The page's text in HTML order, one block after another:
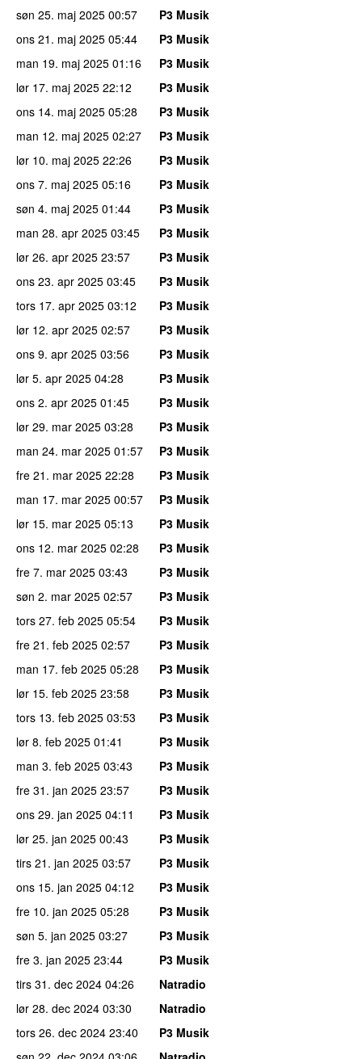
søn 25. maj 2025 00:57
P3 Musik
ons 21. maj 2025 05:44
P3 Musik
man 19. maj 2025 01:16
P3 Musik
lør 17. maj 2025 22:12
P3 Musik
ons 14. maj 2025 05:28
P3 Musik
man 12. maj 2025 02:27
P3 Musik
lør 10. maj 2025 22:26
P3 Musik
ons 7. maj 2025 05:16
P3 Musik
søn 4. maj 2025 01:44
P3 Musik
man 28. apr 2025 03:45
P3 Musik
lør 26. apr 2025 23:57
P3 Musik
ons 23. apr 2025 03:45
P3 Musik
tors 17. apr 2025 03:12
P3 Musik
lør 12. apr 2025 02:57
P3 Musik
ons 9. apr 2025 03:56
P3 Musik
lør 5. apr 2025 04:28
P3 Musik
ons 2. apr 2025 01:45
P3 Musik
lør 29. mar 2025 03:28
P3 Musik
man 24. mar 2025 01:57
P3 Musik
fre 21. mar 2025 22:28
P3 Musik
man 17. mar 2025 00:57
P3 Musik
lør 15. mar 2025 05:13
P3 Musik
ons 12. mar 2025 02:28
P3 Musik
fre 7. mar 2025 03:43
P3 Musik
søn 2. mar 2025 02:57
P3 Musik
tors 27. feb 2025 05:54
P3 Musik
fre 21. feb 2025 02:57
P3 Musik
man 17. feb 2025 05:28
P3 Musik
lør 15. feb 2025 23:58
P3 Musik
tors 13. feb 2025 03:53
P3 Musik
lør 8. feb 2025 01:41
P3 Musik
man 3. feb 2025 03:43
P3 Musik
fre 31. jan 2025 23:57
P3 Musik
ons 29. jan 2025 04:11
P3 Musik
lør 25. jan 2025 00:43
P3 Musik
tirs 21. jan 2025 03:57
P3 Musik
ons 15. jan 2025 04:12
P3 Musik
fre 10. jan 2025 05:28
P3 Musik
søn 5. jan 2025 03:27
P3 Musik
fre 3. jan 2025 23:44
P3 Musik
tirs 31. dec 2024 04:26
Natradio
lør 28. dec 2024 03:30
Natradio
tors 26. dec 2024 23:40
P3 Musik